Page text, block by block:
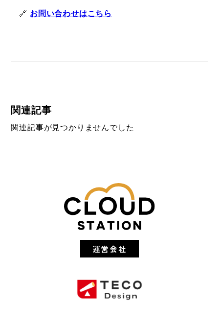
🔗 お問い合わせはこちら
関連記事
関連記事が見つかりませんでした
運営会社